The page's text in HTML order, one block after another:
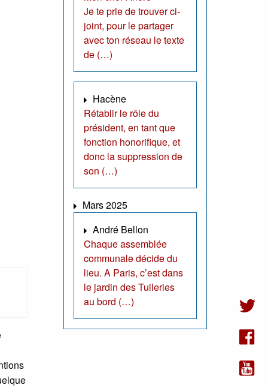
Je te prie de trouver ci-
joint, pour le partager
avec ton réseau le texte
de (…)
Hacène
Rétablir le rôle du
président, en tant que
fonction honorifique, et
donc la suppression de
son (…)
Mars 2025
André Bellon
Chaque assemblée
communale décide du
lieu. A Paris, c’est dans
le jardin des Tuileries
au bord (…)